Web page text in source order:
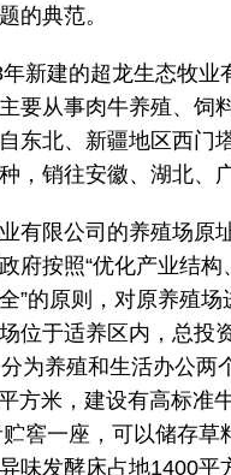
的典范。
建的超龙生态牧业
要从事肉牛养殖、饲
东北、新疆地区西门
，销往安徽、湖北、
限公司的养殖场原
府按照“优化产业结构
”的原则，对原养殖场
位于适养区内，总投
为养殖和生活办公两
方米，建设有高标准
窖一座，可以储存草
味发酵床占地1400平